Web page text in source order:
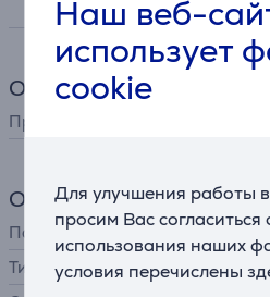
Наш веб-
использует
cookie
Для улучшения работы
просим Вас согласиться
использования наших
условия перечислены
Общий параметр
Производитель
Оперативная память
Память
Тип памяти